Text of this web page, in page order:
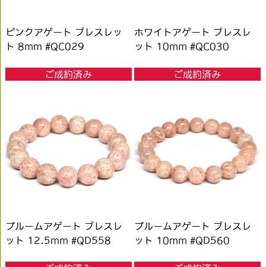
ピンクアゲート ブレスレッ
ト 8mm #QC029
ご成約済み
ホワイトアゲート ブレスレ
ット 10mm #QC030
ご成約済み
プルームアゲート ブレスレ
ット 12.5mm #QD558
プルームアゲート ブレスレ
ット 10mm #QD560